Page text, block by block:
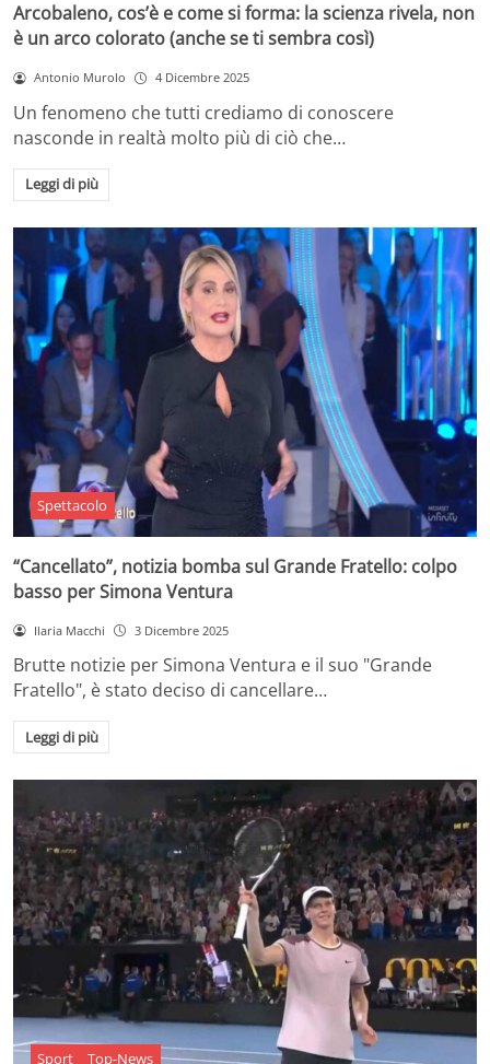
Arcobaleno, cos’è e come si forma: la scienza rivela, non
è un arco colorato (anche se ti sembra così)
Antonio Murolo 4 Dicembre 2025
Un fenomeno che tutti crediamo di conoscere
nasconde in realtà molto più di ciò che…
Leggi di più
Spettacolo
“Cancellato”, notizia bomba sul Grande Fratello: colpo
basso per Simona Ventura
Ilaria Macchi 3 Dicembre 2025
Brutte notizie per Simona Ventura e il suo "Grande
Fratello", è stato deciso di cancellare…
Leggi di più
Sport Top-News